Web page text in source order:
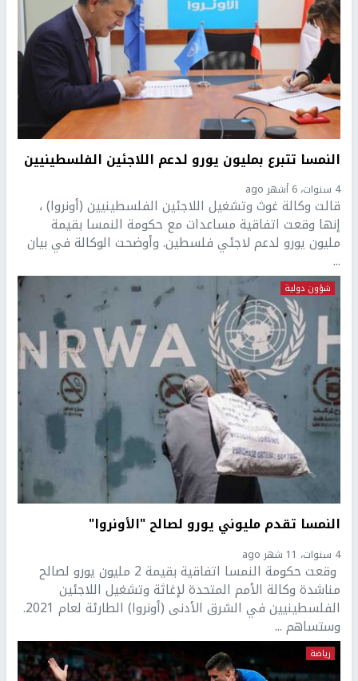
النمسا تتبرع بمليون يورو لدعم اللاجئين الفلسطينيين
4 سنوات، 6 أشهر ago
قالت وكالة غوث وتشغيل اللاجئين الفلسطينيين (أونروا) ،
إنها وقعت اتفاقية مساعدات مع حكومة النمسا بقيمة
مليون يورو لدعم لاجئي فلسطين. وأوضحت الوكالة في بيان
...
شؤون دولية
النمسا تقدم مليوني يورو لصالح "الأونروا"
4 سنوات، 11 شهر ago
وقعت حكومة النمسا اتفاقية بقيمة 2 مليون يورو لصالح
مناشدة وكالة الأمم المتحدة لإغاثة وتشغيل اللاجئين
الفلسطينيين في الشرق الأدنى (أونروا) الطارئة لعام 2021.
وستساهم ...
رياضة